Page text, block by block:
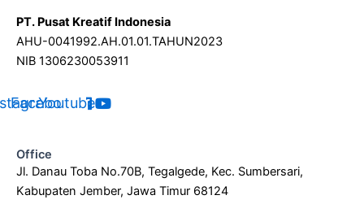
PT. Pusat Kreatif Indonesia
AHU-0041992.AH.01.01.TAHUN2023
NIB 1306230053911
Facebook
Youtube
Office
Jl. Danau Toba No.70B, Tegalgede, Kec. Sumbersari,
Kabupaten Jember, Jawa Timur 68124